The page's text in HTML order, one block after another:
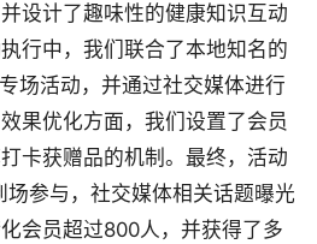
设计了趣味性的健康知识互动
行中，我们联合了本地知名的
场活动，并通过社交媒体进行
果优化方面，我们设置了会员
卡获赠品的机制。最终，活动
参与，社交媒体相关话题曝光
会员超过800人，并获得了多